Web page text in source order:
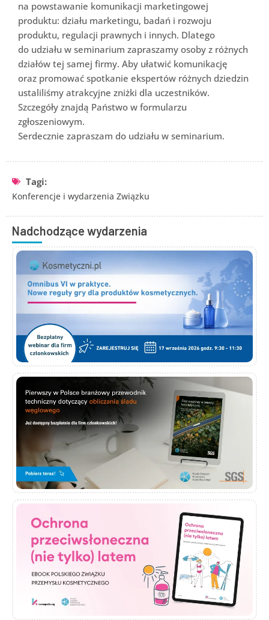
na powstawanie komunikacji marketingowej
produktu: działu marketingu, badań i rozwoju
produktu, regulacji prawnych i innych. Dlatego
do udziału w seminarium zapraszamy osoby z różnych
działów tej samej firmy. Aby ułatwić komunikację
oraz promować spotkanie ekspertów różnych dziedzin
ustaliliśmy atrakcyjne zniżki dla uczestników.
Szczegóły znajdą Państwo w formularzu
zgłoszeniowym.
Serdecznie zapraszam do udziału w seminarium.
Tagi:
Konferencje i wydarzenia Związku
Nadchodzące wydarzenia